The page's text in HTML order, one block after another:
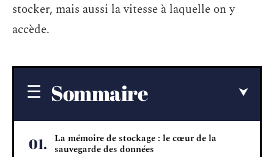
stocker, mais aussi la vitesse à laquelle on y
accède.
Sommaire
La mémoire de stockage : le cœur de la
sauvegarde des données